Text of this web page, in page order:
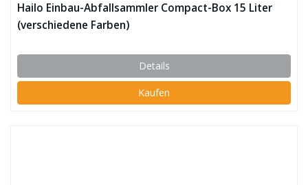
Hailo Einbau-Abfallsammler Compact-Box 15 Liter
(verschiedene Farben)
Details
Kaufen